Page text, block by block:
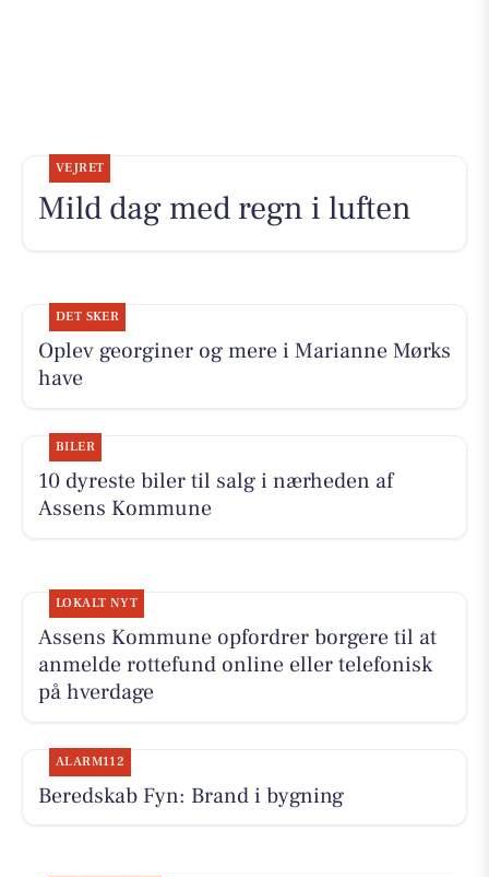
VEJRET
Mild dag med regn i luften
DET SKER
Oplev georginer og mere i Marianne Mørks
have
BILER
10 dyreste biler til salg i nærheden af
Assens Kommune
LOKALT NYT
Assens Kommune opfordrer borgere til at
anmelde rottefund online eller telefonisk
på hverdage
ALARM112
Beredskab Fyn: Brand i bygning